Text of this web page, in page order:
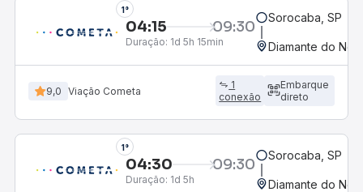
1°
04:15 09:30
Duração: 1d 5h 15min
Sorocaba, SP
Diamante do
9,0 Viação Cometa
1
conexão
Embarque
direto
1°
04:30 09:30
Duração: 1d 5h
Sorocaba, SP
Diamante do